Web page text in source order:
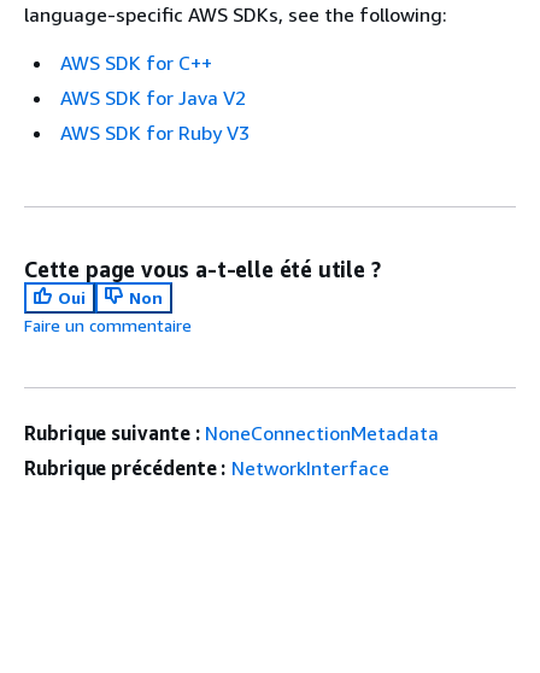
language-specific AWS SDKs, see the following:
AWS SDK for C++
AWS SDK for Java V2
AWS SDK for Ruby V3
Cette page vous a-t-elle été utile ?
Oui
Non
Faire un commentaire
Rubrique suivante : NoneConnectionMetadata
Rubrique précédente : NetworkInterface